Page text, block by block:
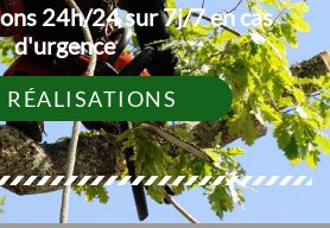
24h/24 sur 7j/7 en cas
d'urgence
RÉALISATIONS